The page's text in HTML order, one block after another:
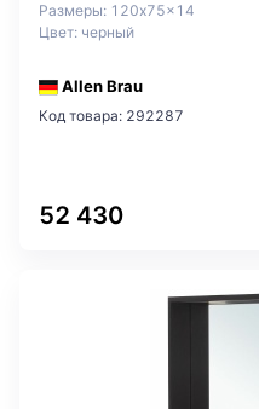
Размеры: 120x75x14
Цвет: черный
Allen Brau
Код товара: 292287
52 430